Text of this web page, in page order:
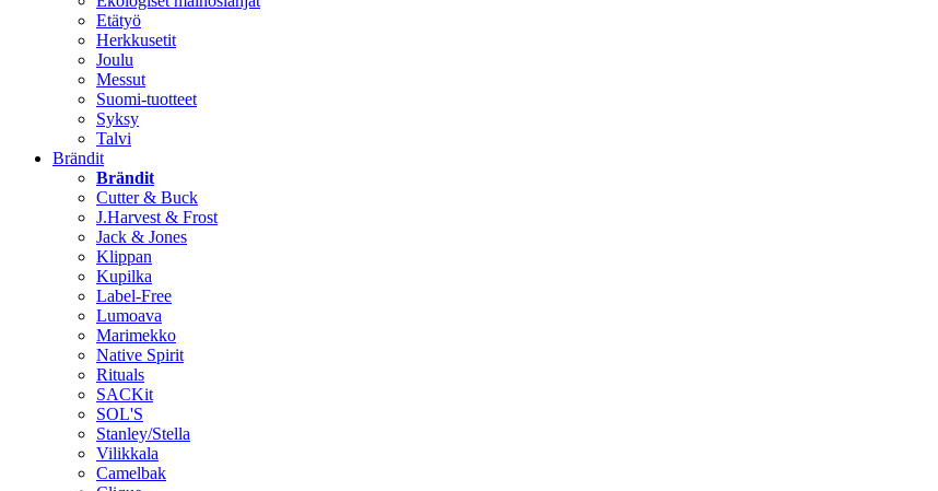
Etätyö
Herkkusetit
Joulu
Messut
Suomi-tuotteet
Syksy
Talvi
Brändit
Brändit
Cutter & Buck
J.Harvest & Frost
Jack & Jones
Klippan
Kupilka
Label-Free
Lumoava
Marimekko
Native Spirit
Rituals
SACKit
SOL'S
Stanley/Stella
Vilikkala
Camelbak